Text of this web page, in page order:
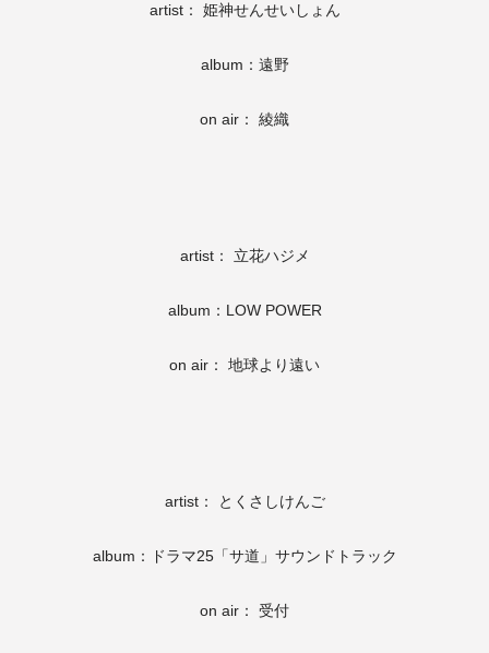
artist： 姫神せんせいしょん
album：遠野
on air： 綾織
artist： 立花ハジメ
album：LOW POWER
on air： 地球より遠い
artist： とくさしけんご
album：ドラマ25「サ道」サウンドトラック
on air： 受付